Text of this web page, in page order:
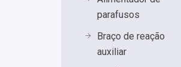
parafusos
Braço de reação
auxiliar